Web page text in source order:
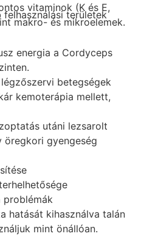
vitaminok (K és E,
makro- és mikroelemek.
területek
energia a Cordyceps
betegségek
kemoterápia mellett,
utáni lezsarolt
öregkori gyengeség
problémák
hatását kihasználva talán
mint önállóan.